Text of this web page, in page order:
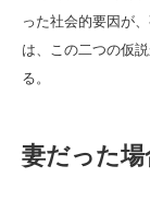
った社会的要因が
は、この二つの仮
る。
妻だった場